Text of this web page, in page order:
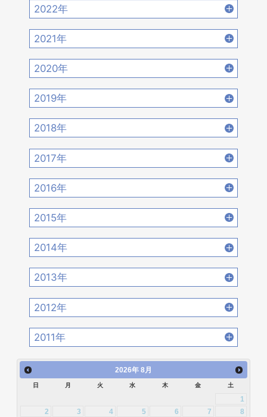
2022年
2022年12月 [15] 2022年11月 [15]
2022年10月 [16] 2022年9月 [12]
2022年8月 [20] 2022年7月 [19]
2022年6月 [17] 2022年5月 [14]
2022年4月 [15]
2022年2月 [12]
2021年
2021年12月 [18] 2021年11月 [18]
2021年10月 [17] 2021年9月 [14]
2021年6月 [17] 2021年5月 [18]
2021年4月 [16]
2021年2月 [14]
2020年
2020年12月 [21] 2020年11月 [9]
2020年10月 [21] 2020年9月 [16]
2020年6月 [21] 2020年5月 [14]
2020年4月 [12]
2020年2月 [18]
2019年
2019年12月 [14] 2019年11月 [17]
2019年10月 [12] 2019年9月 [15]
2019年8月 [18] 2019年7月 [21]
2019年6月 [18] 2019年5月 [20]
2019年4月 [16]
2019年2月 [12]
2018年
2018年12月 [20] 2018年11月 [14]
2018年10月 [20] 2018年9月 [12]
2018年8月 [15] 2018年7月 [14]
2018年6月 [18] 2018年5月 [14]
2018年4月 [21]
2018年2月 [25]
2017年
2017年12月 [28] 2017年11月 [22]
2017年10月 [21] 2017年9月 [24]
2017年8月 [31] 2017年7月 [26]
2017年6月 [25] 2017年5月 [27]
2017年4月 [26]
2017年2月 [23]
2016年
2016年12月 [21] 2016年11月 [28]
2016年10月 [26] 2016年9月 [28]
2016年8月 [39] 2016年7月 [27]
2016年6月 [27] 2016年5月 [30]
2016年4月 [32]
2016年2月 [25]
2015年
2015年12月 [30] 2015年11月 [19]
2015年10月 [26] 2015年9月 [30]
2015年6月 [29] 2015年5月 [30]
2015年4月 [26]
2015年2月 [22] 2015年1月 [25]
2014年
2014年12月 [28] 2014年11月 [23]
2014年10月 [29] 2014年9月 [26]
2014年8月 [24] 2014年7月 [28]
2014年6月 [28] 2014年5月 [25]
2014年4月 [32]
2013年
2013年12月 [27] 2013年11月 [22]
2013年10月 [28] 2013年9月 [27]
2013年8月 [26] 2013年7月 [26]
2013年6月 [28]
2012年
2012年12月 [30] 2012年11月 [12]
2012年10月 [12] 2012年9月 [5]
2012年8月 [12] 2012年7月 [1]
2011年
2011年12月 [1]
2026年 8月
日 月 火 水 木 金 土
1
2
3 4 5 6 7
8